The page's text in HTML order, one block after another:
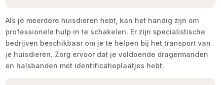
Als je meerdere huisdieren hebt, kan het handig zijn om
professionele hulp in te schakelen. Er zijn specialistische
bedrijven beschikbaar om je te helpen bij het transport van
je huisdieren. Zorg ervoor dat je voldoende dragermanden
en halsbanden met identificatieplaatjes hebt.